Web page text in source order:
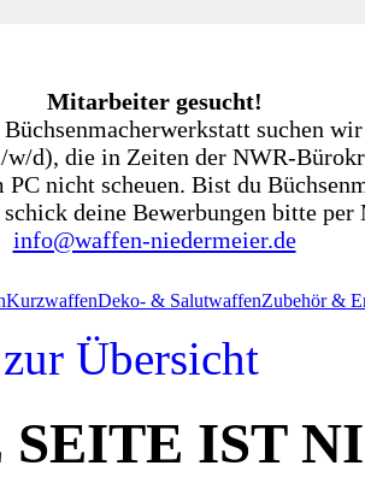
Mitarbeiter gesucht!
suchen wir
d), die in Zeiten der NWR-
nicht scheuen. Bist du
deine Bewerbungen bitte
info@waffen-niedermeier.de
KurzwaffenDeko- & SalutwaffenZubehör &
Übersicht
SEITE IST